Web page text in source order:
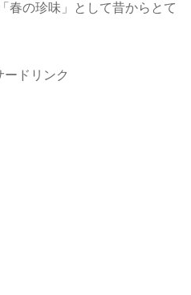
春の珍味」として昔からとて
ードリンク